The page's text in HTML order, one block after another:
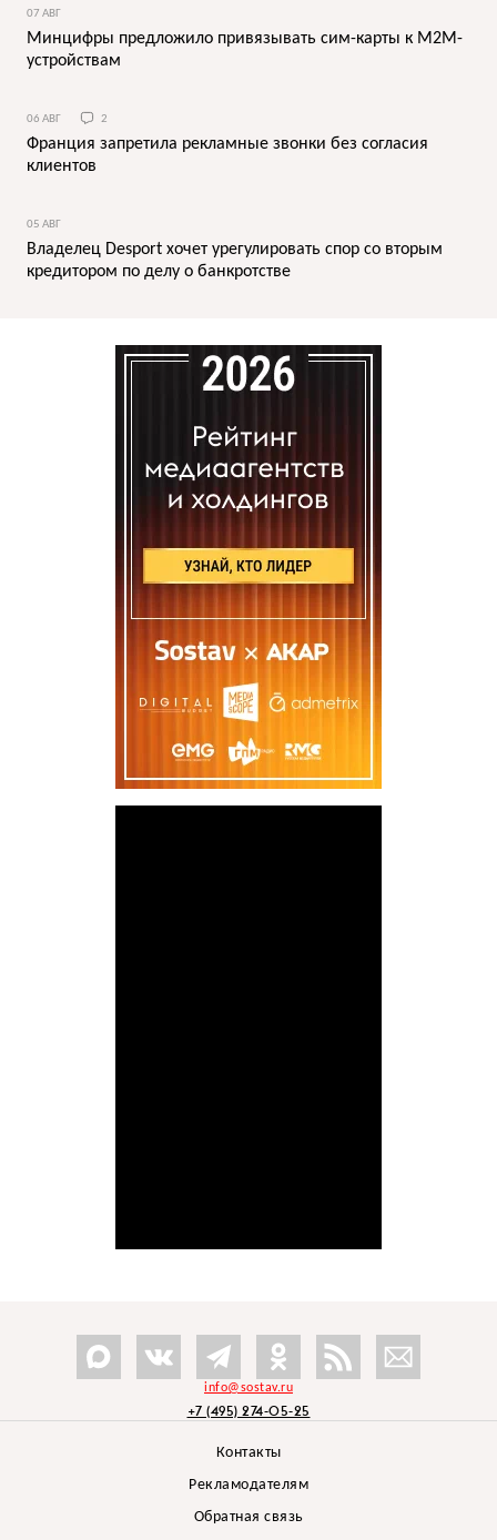
07 АВГ
Минцифры предложило привязывать сим-карты к M2M-
устройствам
06 АВГ 2
Франция запретила рекламные звонки без согласия
клиентов
05 АВГ
Владелец Desport хочет урегулировать спор со вторым
кредитором по делу о банкротстве
info@sostav.ru
+7 (495) 274-05-25
Контакты
Рекламодателям
Обратная связь